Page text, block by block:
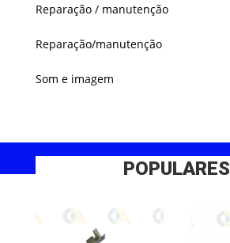
Reparação / manutenção
Reparação/manutenção
Som e imagem
POPULARES